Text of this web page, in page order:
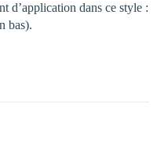
d’application dans ce style :
bas).